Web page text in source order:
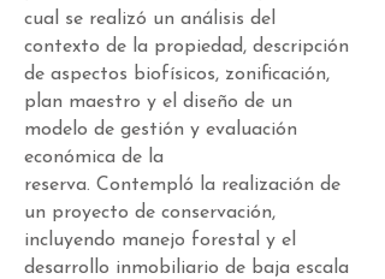
cual se realizó un análisis del
contexto de la propiedad, descripción
de aspectos biofísicos, zonificación,
plan maestro y el diseño de un
modelo de gestión y evaluación
económica de la
reserva. Contempló
la realización de
un proyecto de conservación,
incluyendo manejo forestal y el
desarrollo inmobiliario de baja escala